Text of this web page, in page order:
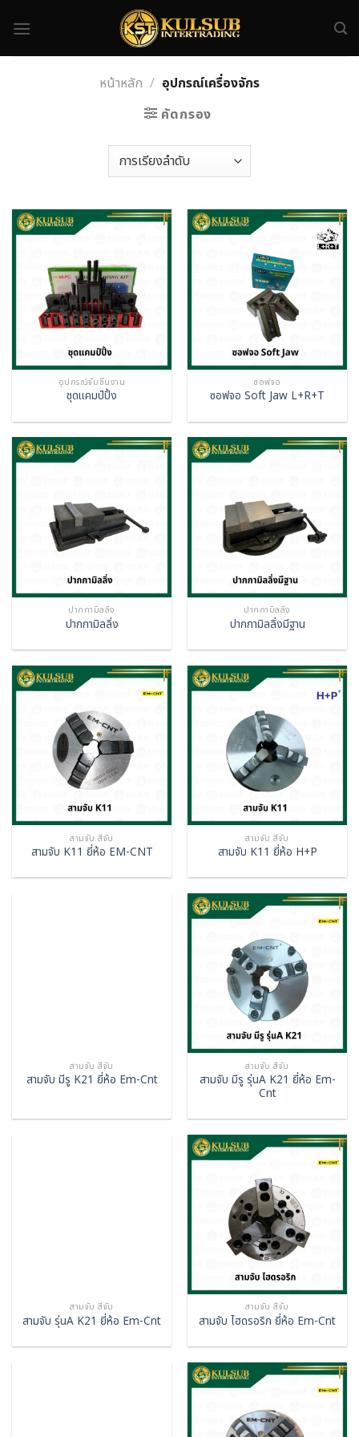
หน้าหลัก / อุปกรณ์เครื่องจักร
คัดกรอง
อุปกรณ์จับชิ้นงาน
ชุดแคมป์ปิ้ง
ซอฟจอ
ซอฟจอ Soft Jaw L+R+T
ปากกามิลลิ่ง
ปากกามิลลิ่ง
ปากกามิลลิ่ง
ปากกามิลลิ่งมีฐาน
สามจับ สี่จับ
สามจับ K11 ยี่ห้อ EM-CNT
สามจับ สี่จับ
สามจับ K11 ยี่ห้อ H+P
สามจับ สี่จับ
สามจับ มีรู K21 ยี่ห้อ Em-Cnt
สามจับ สี่จับ
สามจับ มีรู รุ่นA K21 ยี่ห้อ Em-
Cnt
สามจับ สี่จับ
สามจับ รุ่นA K21 ยี่ห้อ Em-Cnt
สามจับ สี่จับ
สามจับ ไฮดรอริก ยี่ห้อ Em-Cnt